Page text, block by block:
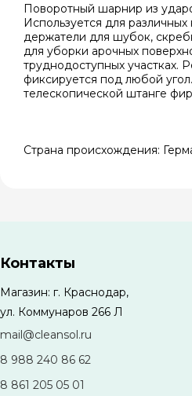
Поворотный шарнир из
Используется для различных
держатели для шубок,
для уборки арочных
труднодоступных участках.
фиксируется под любой
телескопической штанге
Страна происхождения:
Контакты
Магазин: г. Краснодар,
ул. Коммунаров 266 Л
mail@cleansol.ru
8 988 240 86 62
8 861 205 05 01